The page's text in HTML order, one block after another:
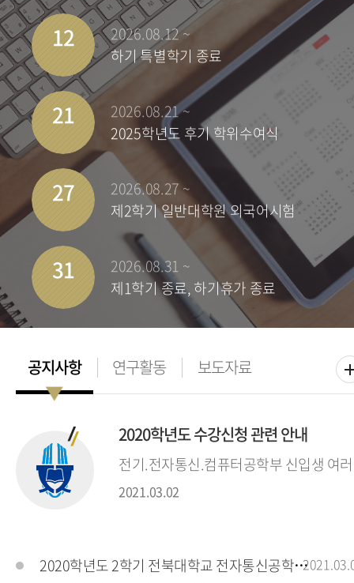
12
2026.08.12 ~
하기 특별학기 종료
21
2026.08.21 ~
2025학년도 후기 학위수여식
27
2026.08.27 ~
제2학기 일반대학원 외국어시험
31
2026.08.31 ~
제1학기 종료, 하기휴가 종료
2020학년도 수강신청 관련 안내
전기.전자통신.컴퓨터공학부 신입생 여
2021.03.02
2020학년도 2학기 전북대학교 전자통신공학전공